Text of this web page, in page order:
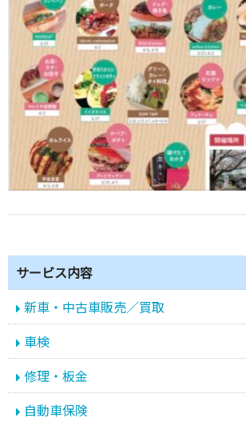
サービス内容
新車・中古車販売／買取
車検
修理・板金
自動車保険